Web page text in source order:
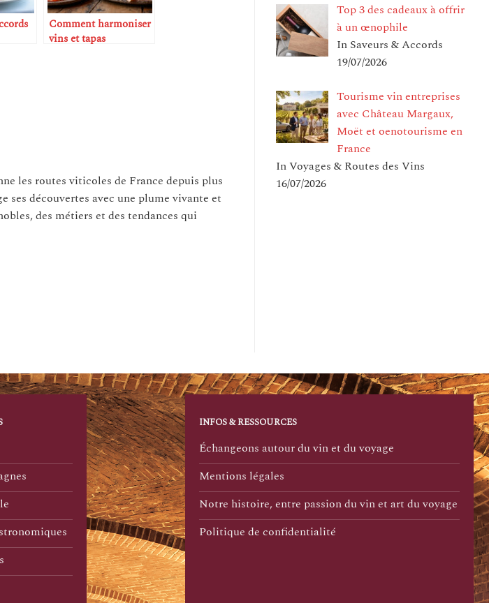
Comment harmoniser
vins et tapas
les routes viticoles de France depuis plus
ses découvertes avec une plume vivante et
des métiers et des tendances qui
Top 3 des cadeaux à offrir
à un œnophile
In Saveurs & Accords
19/07/2026
Tourisme vin entreprises
avec Château Margaux,
Moët et oenotourisme en
France
In Voyages & Routes des Vins
16/07/2026
INFOS & RESSOURCES
Échangeons autour du vin et du voyage
Mentions légales
Notre histoire, entre passion du vin et art du voyage
Politique de confidentialité